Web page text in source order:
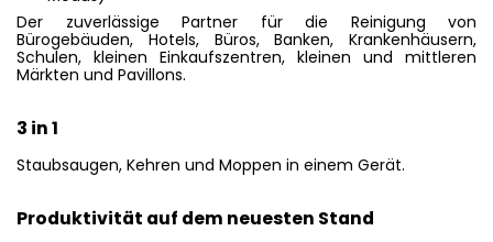
Der zuverlässige Partner für die Reinigung von
Bürogebäuden, Hotels, Büros, Banken, Krankenhäusern,
Schulen, kleinen Einkaufszentren, kleinen und mittleren
Märkten und Pavillons.
3 in 1
Staubsaugen, Kehren und Moppen in einem Gerät.
Produktivität auf dem neuesten Stand